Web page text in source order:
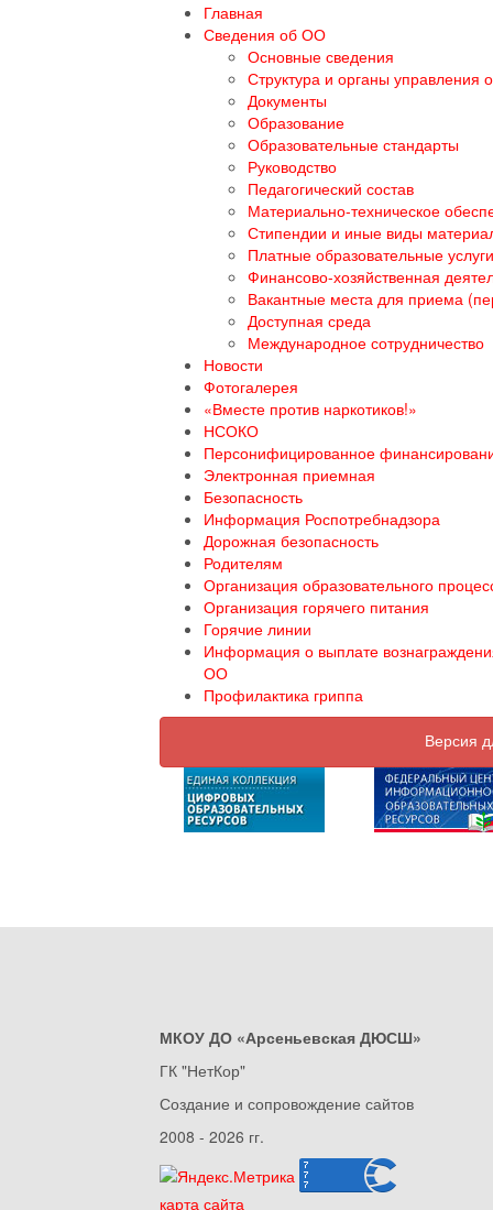
Главная
Сведения об ОО
Основные сведения
Структура и органы управления
Документы
Образование
Образовательные стандарты
Руководство
Педагогический состав
Материально-техническое
Стипендии и иные виды
Платные образовательные услуги
Финансово-хозяйственная
Вакантные места для приема
Доступная среда
Международное сотрудничество
Новости
Фотогалерея
«Вместе против наркотиков!»
НСОКО
Персонифицированное
Электронная приемная
Безопасность
Информация Роспотребнадзора
Дорожная безопасность
Родителям
Организация образовательного
Организация горячего питания
Горячие линии
Информация о выплате
ОО
Профилактика гриппа
Версия
МКОУ ДО «Арсеньевская ДЮСШ»
ГК "НетКор"
Создание и сопровождение сайтов
2008 - 2026 гг.
карта сайта